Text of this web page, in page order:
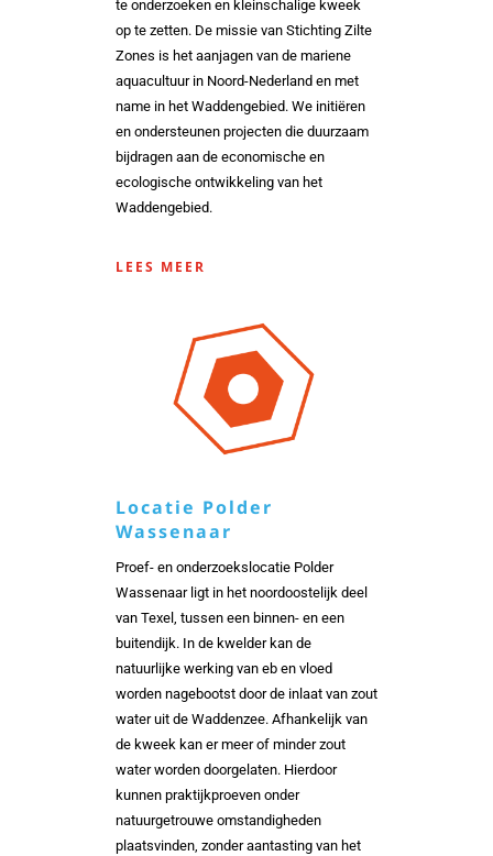
te onderzoeken en kleinschalige kweek
op te zetten. De missie van Stichting Zilte
Zones is het aanjagen van de mariene
aquacultuur in Noord-Nederland en met
name in het Waddengebied. We initiëren
en ondersteunen projecten die duurzaam
bijdragen aan de economische en
ecologische ontwikkeling van het
Waddengebied.
LEES MEER
Locatie Polder
Wassenaar
Proef- en onderzoekslocatie Polder
Wassenaar ligt in het noordoostelijk deel
van Texel, tussen een binnen- en een
buitendijk. In de kwelder kan de
natuurlijke werking van eb en vloed
worden nagebootst door de inlaat van zout
water uit de Waddenzee. Afhankelijk van
de kweek kan er meer of minder zout
water worden doorgelaten. Hierdoor
kunnen praktijkproeven onder
natuurgetrouwe omstandigheden
plaatsvinden, zonder aantasting van het